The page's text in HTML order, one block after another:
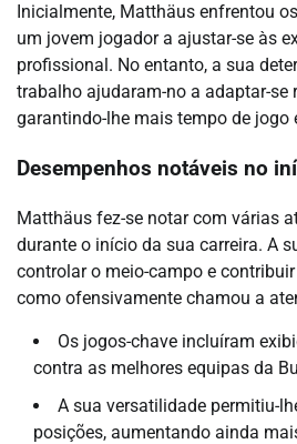
Inicialmente, Matthäus enfrentou
um jovem jogador a ajustar-se às
profissional. No entanto, a sua
trabalho ajudaram-no a adaptar-se
garantindo-lhe mais tempo de jogo
Desempenhos notáveis no
Matthäus fez-se notar com várias
durante o início da sua carreira. A
controlar o meio-campo e
como ofensivamente chamou a
Os jogos-chave incluíram
contra as melhores equipas da
A sua versatilidade permitiu-
posições, aumentando ainda